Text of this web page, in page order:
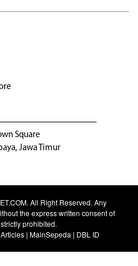
Square
Jawa Timur
. All Right Reserved. Any
the express written consent of
prohibited.
| MainSepeda | DBL ID